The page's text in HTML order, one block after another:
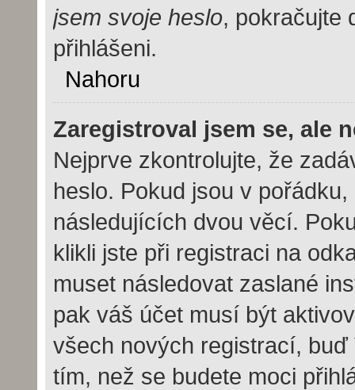
jsem svoje heslo, pokračujte
přihlášeni.
Nahoru
Zaregistroval jsem se, ale
Nejprve zkontrolujte, že
heslo. Pokud jsou v
následujících dvou věcí.
klikli jste při registraci na
muset následovat zaslané
pak váš účet musí být
všech nových registrací,
tím, než se budete moci